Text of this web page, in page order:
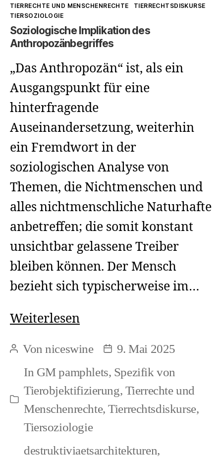
TIERRECHTE UND MENSCHENRECHTE
TIERRECHTSDISKURSE
TIERSOZIOLOGIE
Soziologische Implikation des
Anthropozänbegriffes
„Das Anthropozän“ ist, als ein
Ausgangspunkt für eine
hinterfragende
Auseinandersetzung, weiterhin
ein Fremdwort in der
soziologischen Analyse von
Themen, die Nichtmenschen und
alles nichtmenschliche Naturhafte
anbetreffen; die somit konstant
unsichtbar gelassene Treiber
bleiben können. Der Mensch
bezieht sich typischerweise im…
WeiterlesenSoziologische
des
Anthropozänbegriffes
Beitragsautor
Vonniceswine Beitragsdatum
9. Mai 2025
Kategorien
In GM pamphlets, Spezifik von
Tierobjektifizierung, Tierrechte und
Menschenrechte,Tierrechtsdiskurse,
Tiersoziologie
destruktiviaetsarchitekturen,